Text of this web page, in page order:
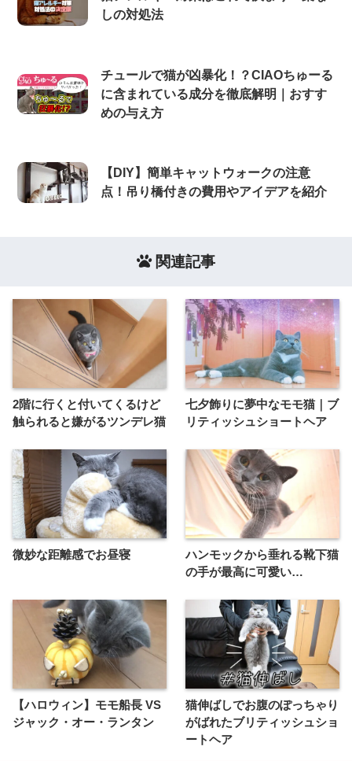
しの対処法
チュールで猫が凶暴化！？CIAOちゅーる
に含まれている成分を徹底解明｜おすす
めの与え方
【DIY】簡単キャットウォークの注意
点！吊り橋付きの費用やアイデアを紹介
関連記事
2階に行くと付いてくるけど
触られると嫌がるツンデレ猫
七夕飾りに夢中なモモ猫｜ブ
リティッシュショートヘア
微妙な距離感でお昼寝
ハンモックから垂れる靴下猫
の手が最高に可愛い…
【ハロウィン】モモ船長 VS
ジャック・オー・ランタン
猫伸ばしでお腹のぽっちゃり
がばれたブリティッシュショ
ートヘア